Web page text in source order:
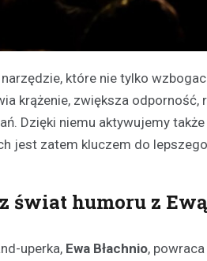
które nie tylko
krążenie, zwiększa
Dzięki niemu aktywujemy
jest zatem kluczem do
świat humoru z
uperka, Ewa Błachnio,